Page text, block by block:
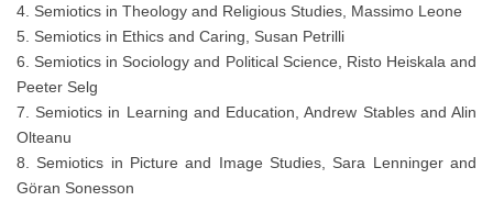
4. Semiotics in Theology and Religious Studies, Massimo Leone
5. Semiotics in Ethics and Caring, Susan Petrilli
6. Semiotics in Sociology and Political Science, Risto Heiskala and
Peeter Selg
7. Semiotics in Learning and Education, Andrew Stables and Alin
Olteanu
8. Semiotics in Picture and Image Studies, Sara Lenninger and
Göran Sonesson